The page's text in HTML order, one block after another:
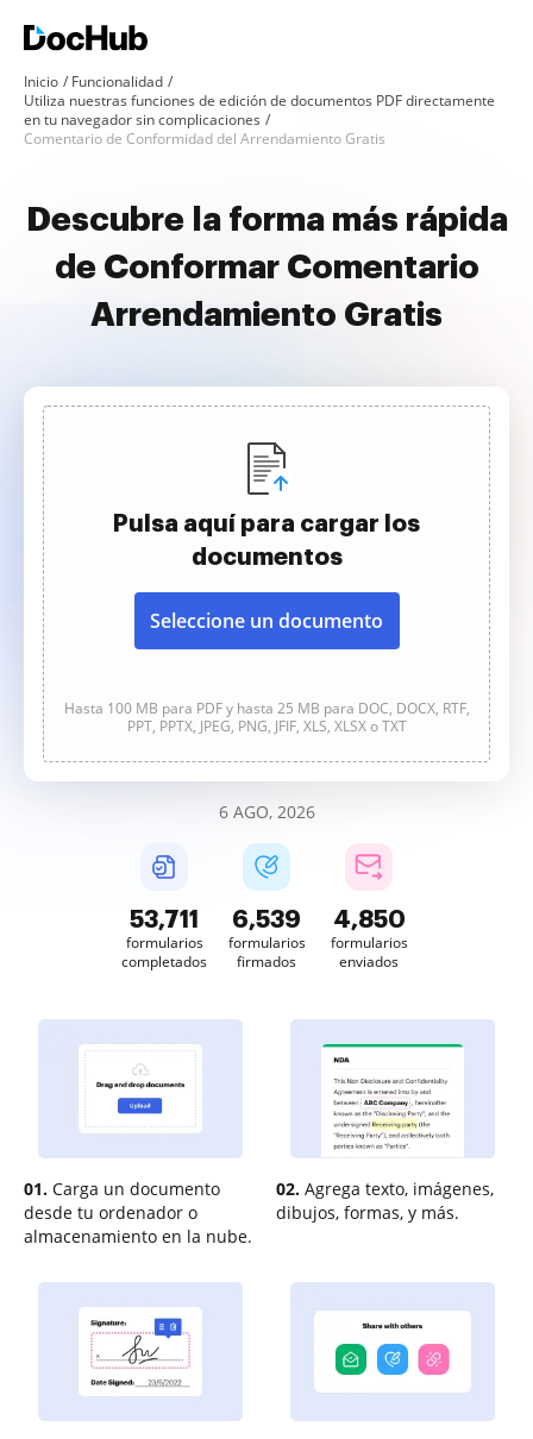
Inicio
Funcionalidad
Utiliza nuestras funciones de edición de documentos PDF directamente
en tu navegador sin complicaciones
Comentario de Conformidad del Arrendamiento Gratis
Descubre la forma más rápida
de Conformar Comentario
Arrendamiento Gratis
Pulsa aquí para cargar los
documentos
Seleccione un documento
Hasta 100 MB para PDF y hasta 25 MB para DOC, DOCX, RTF,
PPT, PPTX, JPEG, PNG, JFIF, XLS, XLSX o TXT
6 AGO, 2026
53,713
formularios
completados
6,540
formularios
firmados
4,850
formularios
enviados
01. Carga un documento
desde tu ordenador o
almacenamiento en la nube.
02. Agrega texto, imágenes,
dibujos, formas, y más.